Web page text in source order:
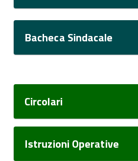
Bacheca Sindacale
Circolari
Istruzioni Operative